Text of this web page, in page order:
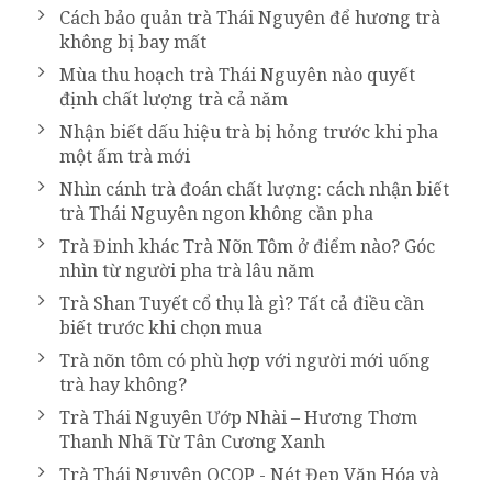
Cách bảo quản trà Thái Nguyên để hương trà
không bị bay mất
Mùa thu hoạch trà Thái Nguyên nào quyết
định chất lượng trà cả năm
Nhận biết dấu hiệu trà bị hỏng trước khi pha
một ấm trà mới
Nhìn cánh trà đoán chất lượng: cách nhận biết
trà Thái Nguyên ngon không cần pha
Trà Đinh khác Trà Nõn Tôm ở điểm nào? Góc
nhìn từ người pha trà lâu năm
Trà Shan Tuyết cổ thụ là gì? Tất cả điều cần
biết trước khi chọn mua
Trà nõn tôm có phù hợp với người mới uống
trà hay không?
Trà Thái Nguyên Ướp Nhài – Hương Thơm
Thanh Nhã Từ Tân Cương Xanh
Trà Thái Nguyên OCOP - Nét Đẹp Văn Hóa và